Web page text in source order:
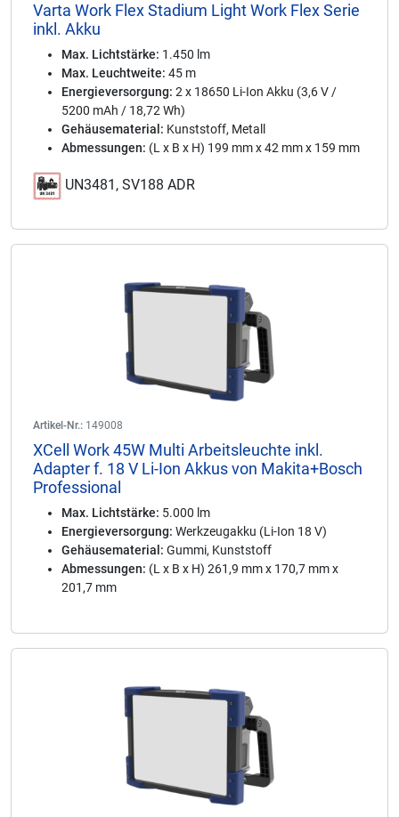
Varta Work Flex Stadium Light Work Flex Serie
inkl. Akku
Max. Lichtstärke: 1.450 lm
Max. Leuchtweite: 45 m
Energieversorgung: 2 x 18650 Li-Ion Akku (3,6 V /
5200 mAh / 18,72 Wh)
Gehäusematerial: Kunststoff, Metall
Abmessungen: (L x B x H) 199 mm x 42 mm x 159 mm
UN3481, SV188 ADR
Artikel-Nr.: 149008
XCell Work 45W Multi Arbeitsleuchte inkl.
Adapter f. 18 V Li-Ion Akkus von Makita+Bosch
Professional
Max. Lichtstärke: 5.000 lm
Energieversorgung: Werkzeugakku (Li-Ion 18 V)
Gehäusematerial: Gummi, Kunststoff
Abmessungen: (L x B x H) 261,9 mm x 170,7 mm x
201,7 mm